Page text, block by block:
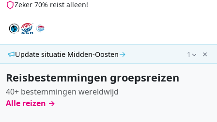
Zeker 70% reist alleen!
Update situatie Midden-Oosten→ 1 ×
Reisbestemmingen groepsreizen
40+ bestemmingen wereldwijd
Alle reizen →